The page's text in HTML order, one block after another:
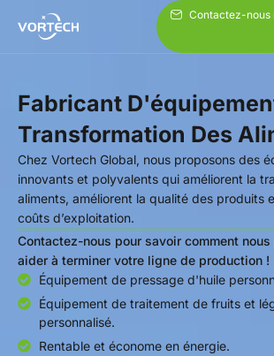
Contactez-nous
Fabricant
Transformation Des
Chez Vortech Global, nous proposons des
innovants et polyvalents qui améliorent la
aliments, améliorent la qualité des produits
coûts d’exploitation.
Contactez-nous pour savoir comment
aider à terminer votre ligne de production !
Équipement de pressage d'huile
Équipement de traitement de fruits et
personnalisé.
Rentable et économe en énergie.